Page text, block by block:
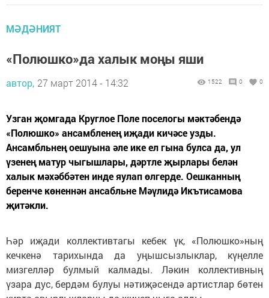
МӘДӘНИЯТ
«Полюшко»да халык моңы яши
автор, 27 март 2014 - 14:32 1522 0 0
Узган җомгада Круглое Поле поселогы мәктәбендә
«Полюшко» ансамбленең иҗади кичәсе узды.
Ансамбльнең оешуына әле ике ел гына булса да, ул
үзенең матур чыгышлары, дәртле җырлары белән
халык мәхәббәтен инде яулап өлгерде. Оешканның
беренче көненнән ансабльне Мәүлидә Икътисамова
җитәкли.
Һәр иҗади коллективтагы кебек үк, «Полюшко»ның
кечкенә тарихында да уңышсызлыклар, күңелле
мизгелләр булмый калмады. Ләкин коллективның
үзара дус, бердәм булуы нәтиҗәсендә артистлар бөтен